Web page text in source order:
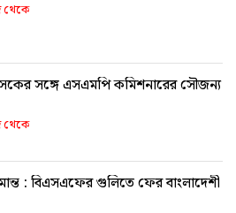
থেকে
সঙ্গে এসএমপি কমিশনারের সৌজন্য
থেকে
: বিএসএফের গুলিতে ফের বাংলাদেশী